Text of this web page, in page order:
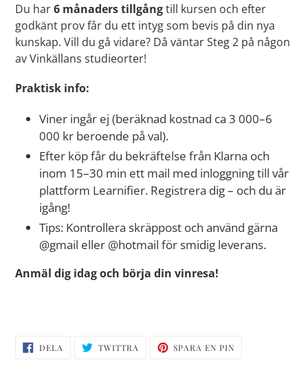
Du har6 månaders tillgångtill kursen och efter
godkänt prov får du ett intyg som bevis på din nya
kunskap. Vill du gå vidare? Då väntar Steg 2 på någon
av Vinkällans studieorter!
Praktisk info:
Viner ingår ej (beräknad kostnad ca 3 000–6
000 kr beroende på val).
Efter köp får du bekräftelse från Klarna och
inom 15–30 min ett mail med inloggning till vår
plattform Learnifier. Registrera dig – och du är
igång!
Tips: Kontrollera skräppost och använd gärna
@gmail eller @hotmail för smidig leverans.
Anmäl dig idag och börja din vinresa!
DELA DELA
PÅ
TWITTRA TWITTRA
PÅ
SPARA EN PIN